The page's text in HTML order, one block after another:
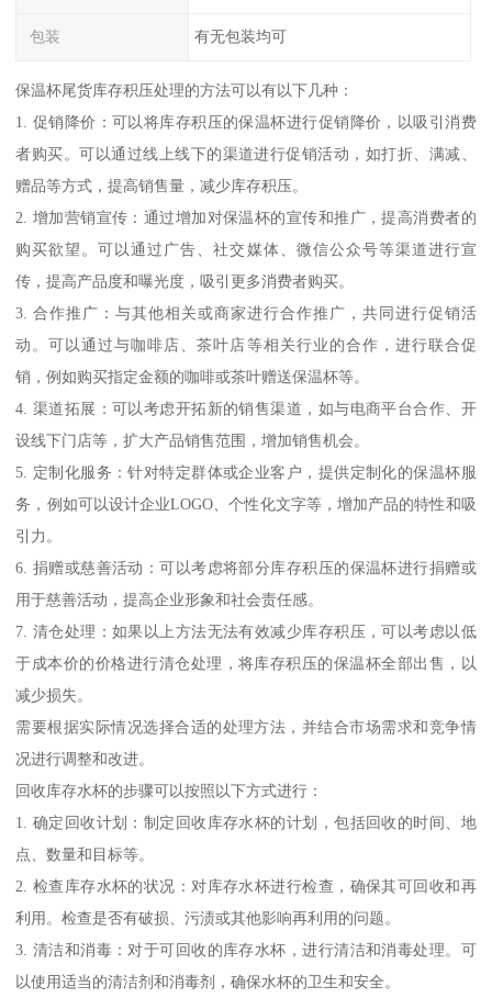
包装 有无包装均可
保温杯尾货库存积压处理的方法可以有以下几种：
1. 促销降价：可以将库存积压的保温杯进行促销降价，以吸引消费
者购买。可以通过线上线下的渠道进行促销活动，如打折、满减、
赠品等方式，提高销售量，减少库存积压。
2. 增加营销宣传：通过增加对保温杯的宣传和推广，提高消费者的
购买欲望。可以通过广告、社交媒体、微信公众号等渠道进行宣
传，提高产品度和曝光度，吸引更多消费者购买。
3. 合作推广：与其他相关或商家进行合作推广，共同进行促销活
动。可以通过与咖啡店、茶叶店等相关行业的合作，进行联合促
销，例如购买指定金额的咖啡或茶叶赠送保温杯等。
4. 渠道拓展：可以考虑开拓新的销售渠道，如与电商平台合作、开
设线下门店等，扩大产品销售范围，增加销售机会。
5. 定制化服务：针对特定群体或企业客户，提供定制化的保温杯服
务，例如可以设计企业LOGO、个性化文字等，增加产品的特性和吸
引力。
6. 捐赠或慈善活动：可以考虑将部分库存积压的保温杯进行捐赠或
用于慈善活动，提高企业形象和社会责任感。
7. 清仓处理：如果以上方法无法有效减少库存积压，可以考虑以低
于成本价的价格进行清仓处理，将库存积压的保温杯全部出售，以
减少损失。
需要根据实际情况选择合适的处理方法，并结合市场需求和竞争情
况进行调整和改进。
回收库存水杯的步骤可以按照以下方式进行：
1. 确定回收计划：制定回收库存水杯的计划，包括回收的时间、地
点、数量和目标等。
2. 检查库存水杯的状况：对库存水杯进行检查，确保其可回收和再
利用。检查是否有破损、污渍或其他影响再利用的问题。
3. 清洁和消毒：对于可回收的库存水杯，进行清洁和消毒处理。可
以使用适当的清洁剂和消毒剂，确保水杯的卫生和安全。